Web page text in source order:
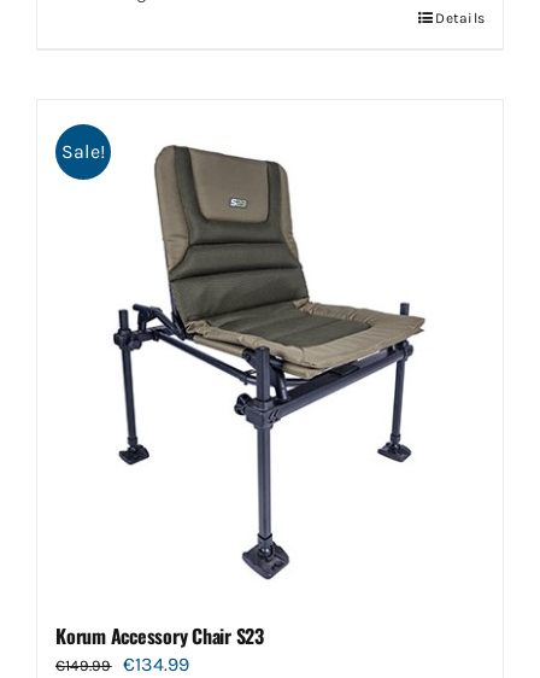
Details
Sale!
Korum Accessory Chair S23
€149.99
Oorspronkelijke
€134.99Huidige